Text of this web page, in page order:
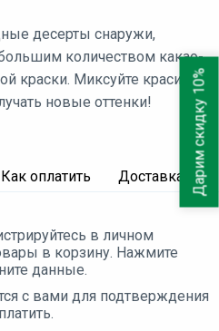
десерты снаружи,
количеством какао-
краски. Миксуйте красители
новые оттенки!
Как оплатить Доставка
в личном
в корзину. Нажмите
данные.
с вами для подтверждения
Дарим скидку 10%